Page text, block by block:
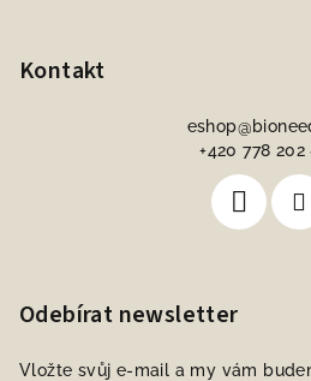
Kontakt
eshop@
+420 778 202
Odebírat newsletter
Vložte svůj e-mail a my vám